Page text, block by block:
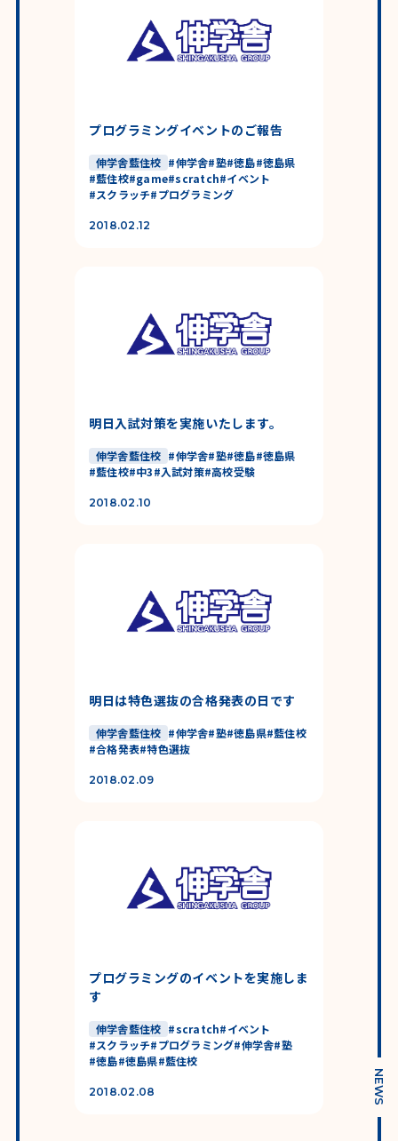
プログラミングイベントのご報告
伸学舎藍住校 #伸学舎#塾#徳島#徳島県
#藍住校#game#scratch#イベント
#スクラッチ#プログラミング
2018.02.12
明日入試対策を実施いたします。
伸学舎藍住校 #伸学舎#塾#徳島#徳島県
#藍住校#中3#入試対策#高校受験
2018.02.10
明日は特色選抜の合格発表の日です
伸学舎藍住校 #伸学舎#塾#徳島県#藍住校
#合格発表#特色選抜
2018.02.09
プログラミングのイベントを実施しま
す
伸学舎藍住校 #scratch#イベント
#スクラッチ#プログラミング#伸学舎#塾
#徳島#徳島県#藍住校
2018.02.08 NEWS